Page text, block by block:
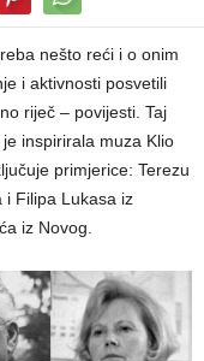
nešto reći i o onim
i aktivnosti posvetili
riječ – povijesti. Taj
inspirirala muza Klio
primjerice: Terezu
i Filipa Lukasa iz
iz Novog.